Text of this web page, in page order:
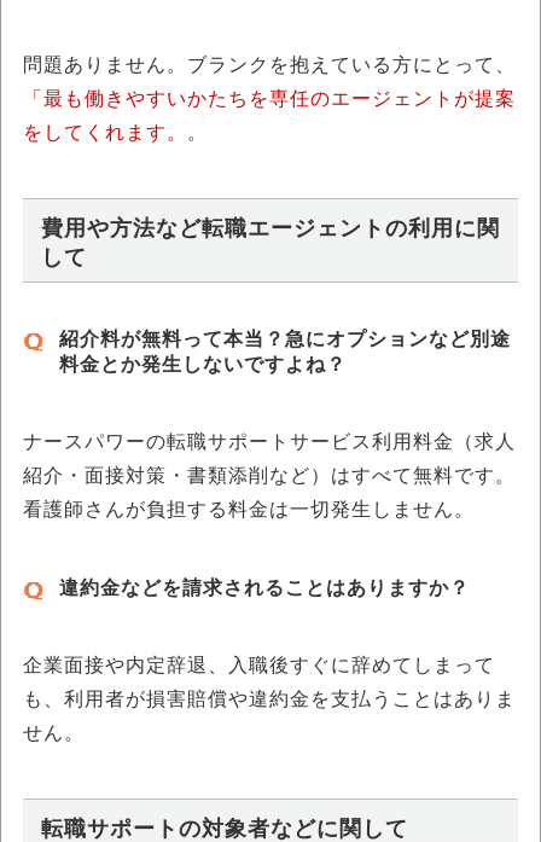
問題ありません。ブランクを抱えている方にとって、
「最も働きやすいかたちを専任のエージェントが提案
をしてくれます。
。
費用や方法など転職エージェントの利用に関
して
紹介料が無料って本当？急にオプションなど別途
料金とか発生しないですよね？
ナースパワーの転職サポートサービス利用料金（求人
紹介・面接対策・書類添削など）はすべて無料です。
看護師さんが負担する料金は一切発生しません。
違約金などを請求されることはありますか？
企業面接や内定辞退、入職後すぐに辞めてしまって
も、利用者が損害賠償や違約金を支払うことはありま
せん。
転職サポートの対象者などに関して